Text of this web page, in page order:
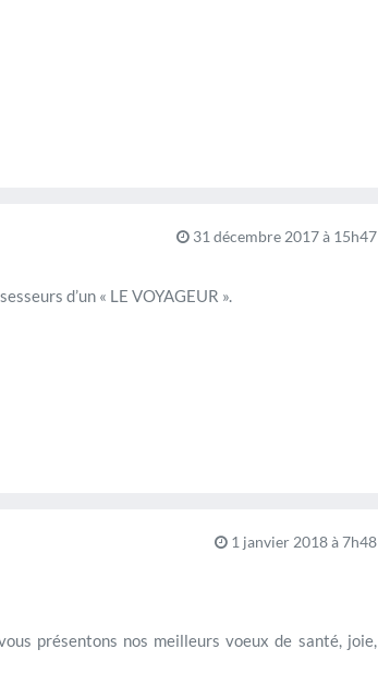
31 décembre 2017 à 15h47
d’un « LE VOYAGEUR ».
1 janvier 2018 à 7h48
présentons nos meilleurs voeux de santé, joie,